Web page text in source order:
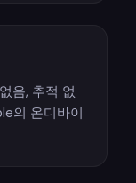
음, 추적 없
의 온디바이